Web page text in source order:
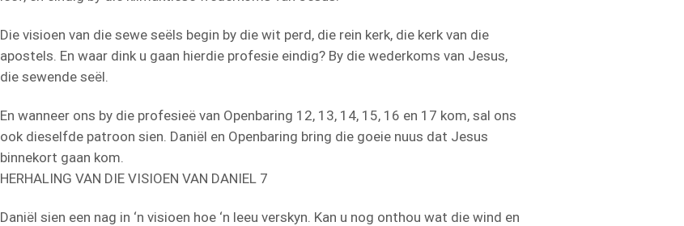
Die visioen van die sewe seëls begin by die wit perd, die rein kerk, die kerk van die
apostels. En waar dink u gaan hierdie profesie eindig? By die wederkoms van Jesus,
die sewende seël.
En wanneer ons by die profesieë van Openbaring 12, 13, 14, 15, 16 en 17 kom, sal ons
ook dieselfde patroon sien. Daniël en Openbaring bring die goeie nuus dat Jesus
binnekort gaan kom.
HERHALING VAN DIE VISIOEN VAN DANIEL 7
Daniël sien een nag in ‘n visioen hoe ‘n leeu verskyn. Kan u nog onthou wat die wind en